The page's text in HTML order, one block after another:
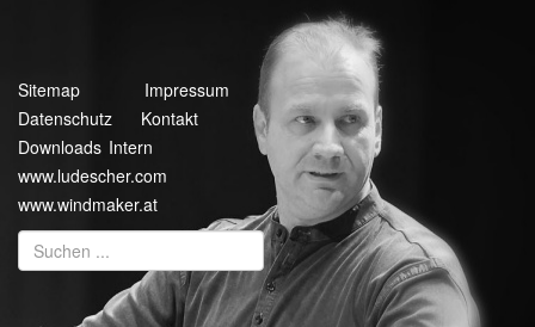
Sitemap
Impressum
Datenschutz
Kontakt
Downloads Intern
www.ludescher.com
www.windmaker.at